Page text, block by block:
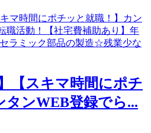
【スキマ時間にポチ
タンWEB登録でら...